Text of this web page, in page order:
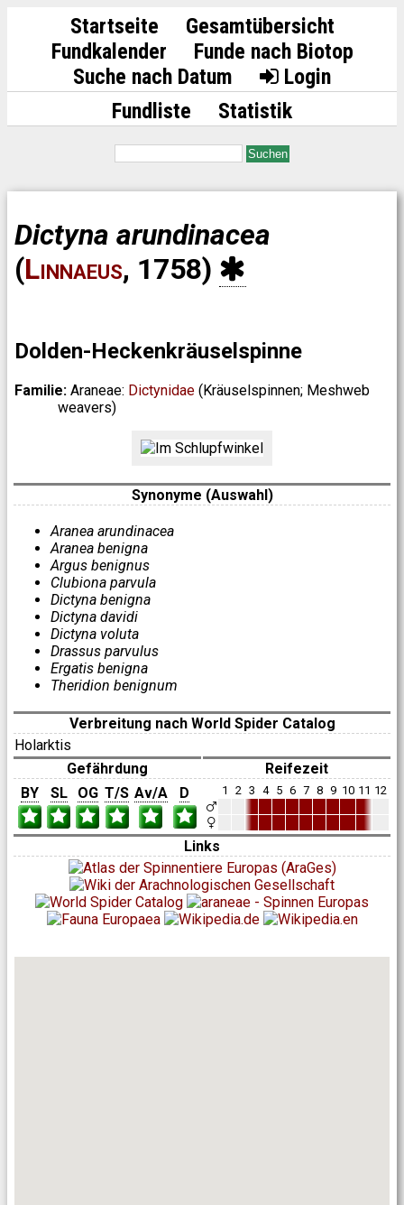
Startseite
Gesamtübersicht
Fundkalender
Funde nach Biotop
Suche nach Datum
Login
Fundliste
Statistik
Suchen
Dictyna arundinacea
(Linnaeus, 1758)
Dolden-Heckenkräuselspinne
Familie: Araneae: Dictynidae (Kräuselspinnen; Meshweb
weavers)
Synonyme (Auswahl)
Aranea arundinacea
Aranea benigna
Argus benignus
Clubiona parvula
Dictyna benigna
Dictyna davidi
Dictyna voluta
Drassus parvulus
Ergatis benigna
Theridion benignum
Verbreitung nach World Spider Catalog
Holarktis
Gefährdung
Reifezeit
BY
SL OG T/S Av/A D 1 2 3 4 5 6 7 8 9 10 11 12
Links